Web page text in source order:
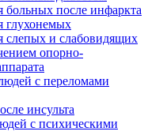
больных после инфаркта
глухонемых
слепых и слабовидящих
опорно-
с переломами
инсульта
с психическими